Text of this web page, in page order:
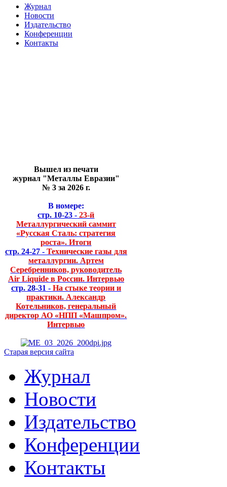
Журнал
Новости
Издательство
Конференции
Контакты
Вышел из печати
журнал "Металлы Евразии"
№ 3 за 2026 г.
В номере:
стр. 10-23 - 23-й
Металлургический саммит
«Русская Сталь: стратегия
роста». Итоги
стр. 24-27 - Технические газы для
металлургии. Артем
Серебренников, руководитель
Air Liquide в России. Интервью
стр. 28-31 - На стыке теории и
практики. Александр
Котельников, генеральный
директор АО «НПП «Машпром».
Интервью
Старая версия сайта
Журнал
Новости
Издательство
Конференции
Контакты